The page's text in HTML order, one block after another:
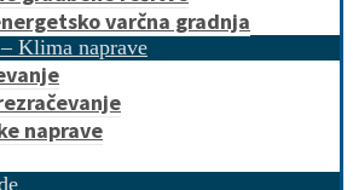
varčna gradnja
Klima naprave
naprave